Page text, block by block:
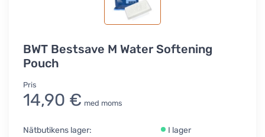
BWT Bestsave M Water Softening
Pouch
Pris
14,90 € med moms
Nätbutikens lager:
I lager